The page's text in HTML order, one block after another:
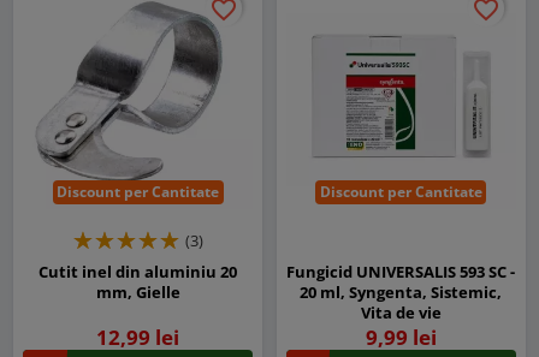
Discount per Cantitate
favorite_border
favorite_border
(3)
Cutit inel din aluminiu 20
mm, Gielle
12,99 lei
Discount per Cantitate
favorite_border
favorite_border
Fungicid UNIVERSALIS 593 SC -
20 ml, Syngenta, Sistemic,
Vita de vie
9,99 lei